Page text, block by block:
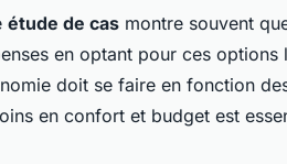
étude de cas montre souvent
en optant pour ces
doit se faire en fonction
en confort et budget est